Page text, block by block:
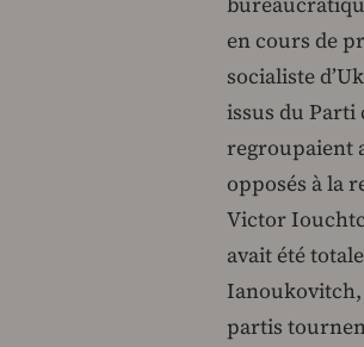
en cours de
socialiste
issus du Parti
regroupaient
opposés à la
Victor
avait été
Ianoukovitch,
partis